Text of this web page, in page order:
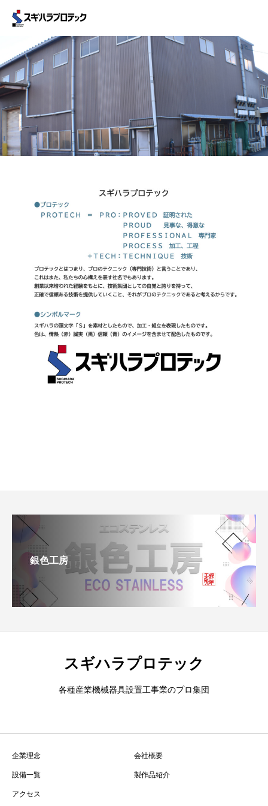
銀色工房
スギハラプロテック
各種産業機械器具設置工事業のプロ集団
企業理念 会社概要
設備一覧 製作品紹介
アクセス